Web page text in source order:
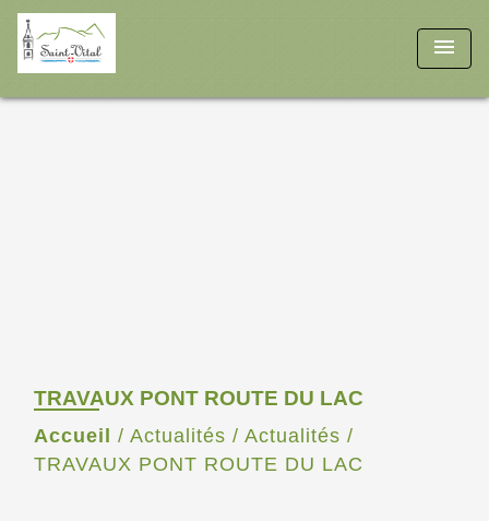
menu
TRAVAUX PONT ROUTE DU LAC
Accueil / Actualités / Actualités /
TRAVAUX PONT ROUTE DU LAC